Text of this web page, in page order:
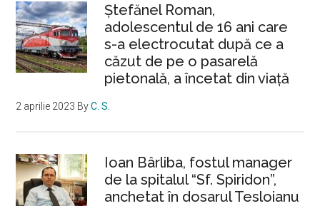
Ştefănel Roman,
adolescentul de 16 ani care
s-a electrocutat după ce a
căzut de pe o pasarelă
pietonală, a încetat din viață
2 aprilie 2023 ByC. S.
Ioan Bârliba, fostul manager
de la spitalul “Sf. Spiridon”,
anchetat în dosarul Tesloianu